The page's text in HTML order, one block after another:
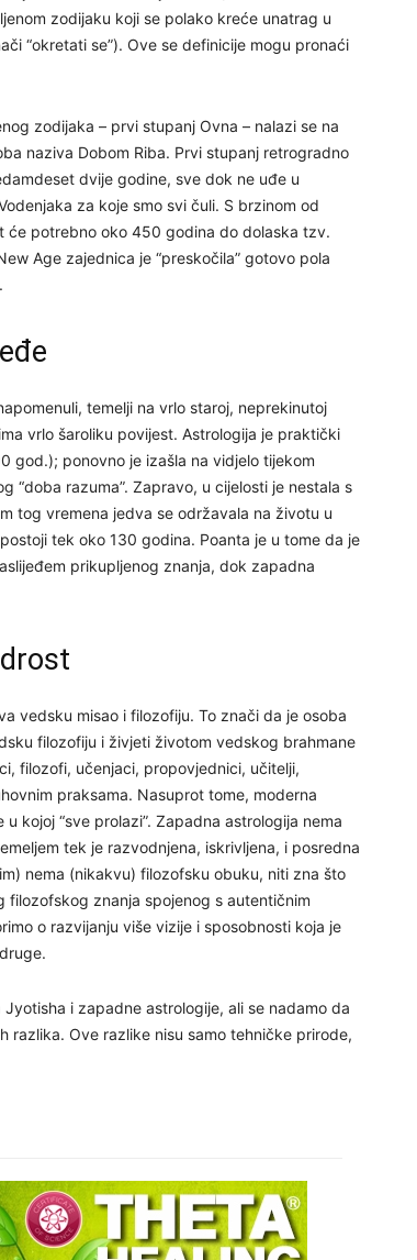
zodijaku koji se polako kreće unatrag u
“okretati se”). Ove se definicije mogu pronaći
zodijaka – prvi stupanj Ovna – nalazi se na
naziva Dobom Riba. Prvi stupanj retrogradno
dvije godine, sve dok ne uđe u
za koje smo svi čuli. S brzinom od
će potrebno oko 450 godina do dolaska tzv.
Age zajednica je “preskočila” gotovo pola
temelji na vrlo staroj, neprekinutoj
vrlo šaroliku povijest. Astrologija je praktički
god.); ponovno je izašla na vidjelo tijekom
“doba razuma”. Zapravo, u cijelosti je nestala s
tog vremena jedva se održavala na životu u
tek oko 130 godina. Poanta je u tome da je
prikupljenog znanja, dok zapadna
vedsku misao i filozofiju. To znači da je osoba
filozofiju i živjeti životom vedskog brahmane
filozofi, učenjaci, propovjednici, učitelji,
praksama. Nasuprot tome, moderna
kojoj “sve prolazi”. Zapadna astrologija nema
tek je razvodnjena, iskrivljena, i posredna
nema (nikakvu) filozofsku obuku, niti zna što
znanja spojenog s autentičnim
o razvijanju više vizije i sposobnosti koja je
i zapadne astrologije, ali se nadamo da
razlika. Ove razlike nisu samo tehničke prirode,